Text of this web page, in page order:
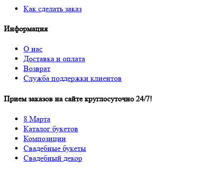
Как сделать заказ
Информация
О нас
Доставка и оплата
Возврат
Служба поддержки клиентов
Прием заказов на сайте круглосуточно 24/7!
8 Марта
Каталог букетов
Композиции
Свадебные букеты
Свадебный декор